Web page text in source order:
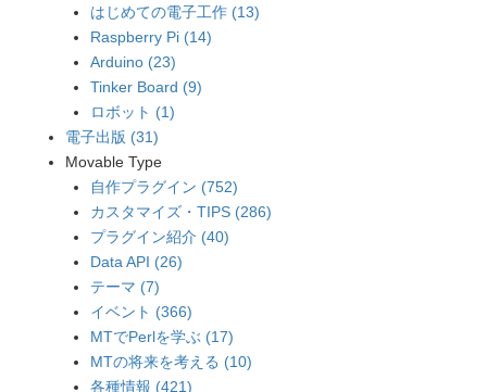
はじめての電子工作 (13)
Raspberry Pi (14)
Arduino (23)
Tinker Board (9)
ロボット (1)
電子出版 (31)
Movable Type
自作プラグイン (752)
カスタマイズ・TIPS (286)
プラグイン紹介 (40)
Data API (26)
テーマ (7)
イベント (366)
MTでPerlを学ぶ (17)
MTの将来を考える (10)
各種情報 (421)